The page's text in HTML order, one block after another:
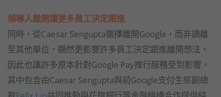
領導人離開讓更多員工決定跟進
同時，從Caesar Sengupta選擇離開Google，而非調離
至其他單位，顯然更影響許多員工決定跟進離開想法，
因此也讓許多原本針對Google Pay推行服務受到影響，
其中包含由Caesar Sengupta與前Google支付生態副總